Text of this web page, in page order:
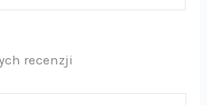
recenzji